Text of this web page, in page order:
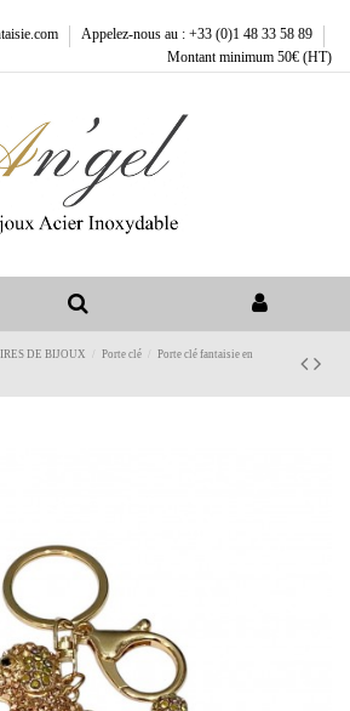
Appelez-nous au : +33 (0)1 48 33 58 89
Montant minimum 50€ (HT)
DE BIJOUX Porte clé
Porte clé fantaisie en